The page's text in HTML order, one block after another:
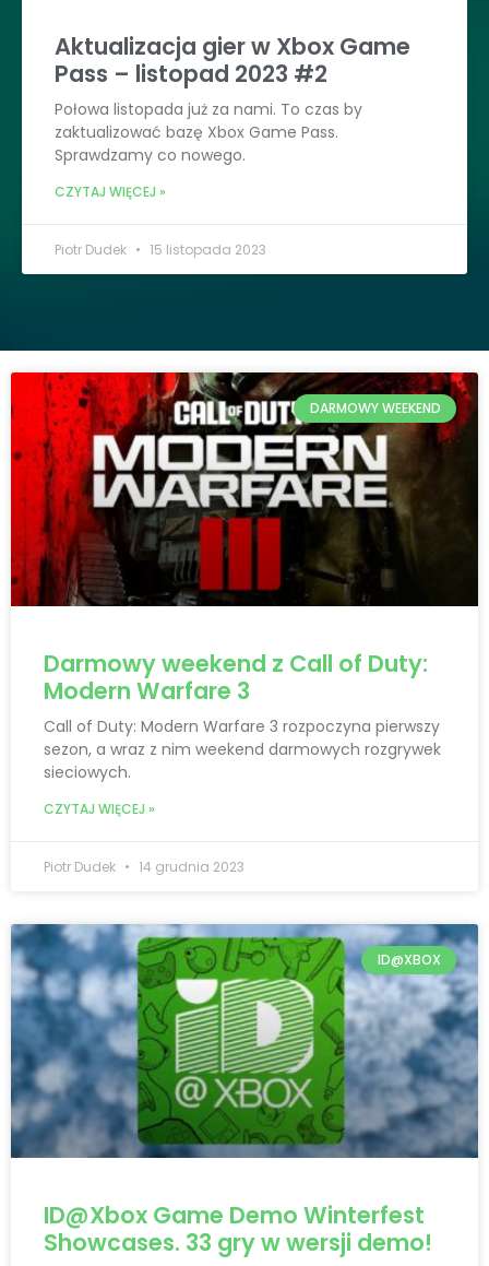
Aktualizacja gier w Xbox Game
Pass – listopad 2023 #2
Połowa listopada już za nami. To czas by
zaktualizować bazę Xbox Game Pass.
Sprawdzamy co nowego.
CZYTAJ WIĘCEJ »
Piotr Dudek 15 listopada 2023
DARMOWY WEEKEND
Darmowy weekend z Call of Duty:
Modern Warfare 3
Call of Duty: Modern Warfare 3 rozpoczyna pierwszy
sezon, a wraz z nim weekend darmowych rozgrywek
sieciowych.
CZYTAJ WIĘCEJ »
Piotr Dudek 14 grudnia 2023
ID@XBOX
ID@Xbox Game Demo Winterfest
Showcases. 33 gry w wersji demo!